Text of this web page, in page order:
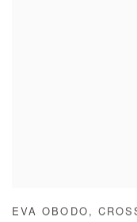
EVA OBODO ,